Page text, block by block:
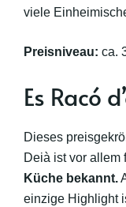
viele
Preisniveau: ca.
Es Racó
Dieses
Deià ist vor allem
Küche bekannt.
einzige Highlight